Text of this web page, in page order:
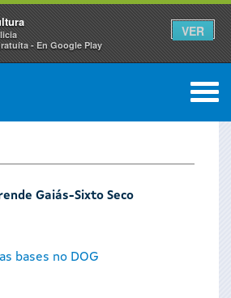
- En Google Play
VER
0
Gaiás-Sixto Seco
bases no DOG